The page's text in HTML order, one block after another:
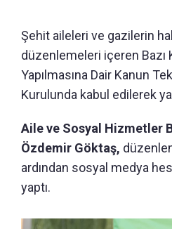
Şehit aileleri ve gazilerin
düzenlemeleri içeren Bazı
Yapılmasına Dair Kanun
Kurulunda kabul edilerek
Aile ve Sosyal Hizmetler
Özdemir Göktaş,
ardından sosyal medya
yaptı.